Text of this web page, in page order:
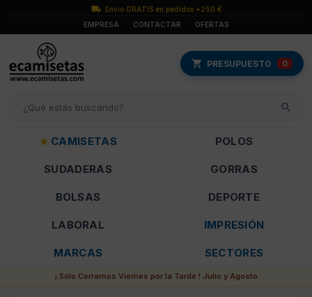
Envío GRATIS en pedidos +250 €
EMPRESA
CONTACTAR OFERTAS
PRESUPUESTO 0
CAMISETAS POLOS
SUDADERAS GORRAS
BOLSAS DEPORTE
LABORAL IMPRESIÓN
MARCAS SECTORES
¡ Sólo Cerramos Viernes por la Tarde ! Julio y Agosto